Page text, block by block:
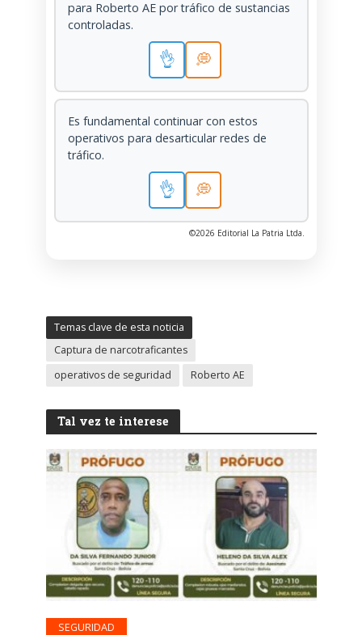
para Roberto AE por tráfico de sustancias
controladas.
👌 💭
Es fundamental continuar con estos
operativos para desarticular redes de
tráfico.
👌 💭
©2026 Editorial La Patria Ltda.
Temas clave de esta noticia
Captura de narcotraficantes
operativos de seguridad
Roberto AE
Tal vez te interese
SEGURIDAD